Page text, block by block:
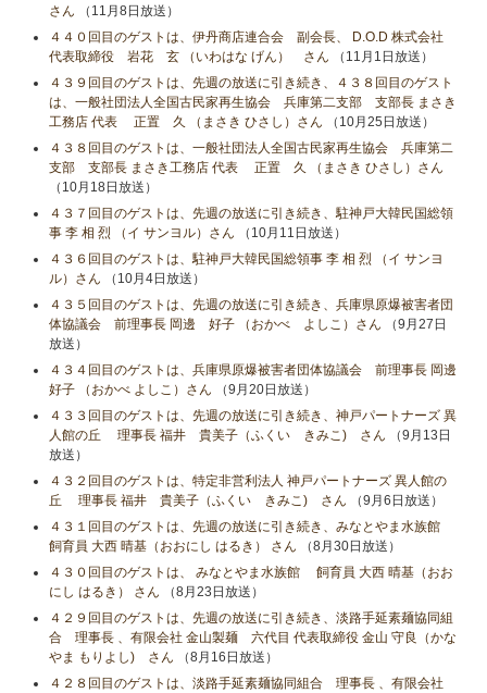
さん （11月8日放送）
４４０回目のゲストは、伊丹商店連合会 副会長、 D.O.D 株式会社
代表取締役 岩花 玄 （いわはな げん） さん （11月1日放送）
４３９回目のゲストは、先週の放送に引き続き、４３８回目のゲスト
は、一般社団法人全国古民家再生協会 兵庫第二支部 支部長 まさき
工務店 代表 正置 久 （まさき ひさし）さん （10月25日放送）
４３８回目のゲストは、一般社団法人全国古民家再生協会 兵庫第二
支部 支部長 まさき工務店 代表 正置 久 （まさき ひさし）さん
（10月18日放送）
４３７回目のゲストは、先週の放送に引き続き、駐神戸大韓民国総領
事 李 相 烈 （イ サンヨル）さん （10月11日放送）
４３６回目のゲストは、駐神戸大韓民国総領事 李 相 烈 （イ サンヨ
ル）さん （10月4日放送）
４３５回目のゲストは、先週の放送に引き続き、兵庫県原爆被害者団
体協議会 前理事長 岡邊 好子 （おかべ よしこ）さん （9月27日
放送）
４３４回目のゲストは、兵庫県原爆被害者団体協議会 前理事長 岡邊
好子 （おかべ よしこ）さん （9月20日放送）
４３３回目のゲストは、先週の放送に引き続き、神戸パートナーズ 異
人館の丘 理事長 福井 貴美子（ふくい きみこ) さん （9月13日
放送）
４３２回目のゲストは、特定非営利法人 神戸パートナーズ 異人館の
丘 理事長 福井 貴美子（ふくい きみこ) さん （9月6日放送）
４３１回目のゲストは、先週の放送に引き続き、みなとやま水族館
飼育員 大西 晴基（おおにし はるき） さん （8月30日放送）
４３０回目のゲストは、 みなとやま水族館 飼育員 大西 晴基（おお
にし はるき） さん （8月23日放送）
４２９回目のゲストは、先週の放送に引き続き、淡路手延素麺協同組
合 理事長 、有限会社 金山製麺 六代目 代表取締役 金山 守良（かな
やま もりよし) さん （8月16日放送）
４２８回目のゲストは、淡路手延素麺協同組合 理事長 、有限会社